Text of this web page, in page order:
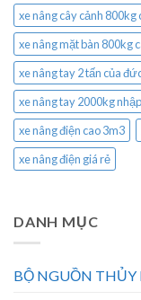
xe nâng cây cảnh 800kg
xe nâng mặt bàn 800kg
xe nâng tay 2 tấn của
xe nâng tay 2000kg
xe nâng điện cao 3m3
xe nâng điện giá rẻ
DANH MỤC
BỘ NGUỒN THỦY